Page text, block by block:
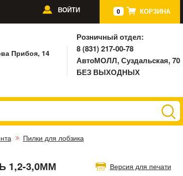
0 КОРЗИНА
ВОЙТИ
Прибоя, 14
Розничный отдел:
8 (831) 217-00-78
АвтоМОЛЛ, Суздальская, 70
БЕЗ ВЫХОДНЫХ
Пилки для лобзика
Версия для печати
1,2-3,0ММ